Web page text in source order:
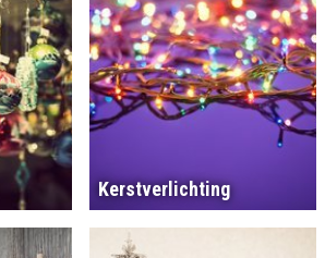
Kerstverlichting